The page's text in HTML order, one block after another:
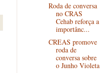
Roda de conversa
no CRAS
Cehab reforça a
importânc...
CREAS promove
roda de
conversa sobre
o Junho Violeta